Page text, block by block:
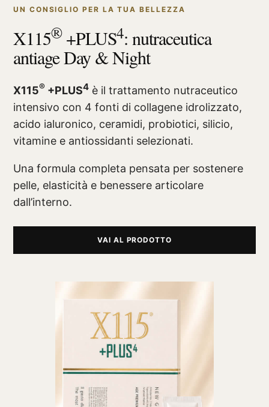
UN CONSIGLIO PER LA TUA BELLEZZA
X115®+PLUS4: nutraceutica
antiage Day & Night
X115® +PLUS4 è il trattamento nutraceutico
intensivo con 4 fonti di collagene idrolizzato,
acido ialuronico, ceramidi, probiotici, silicio,
vitamine e antiossidanti selezionati.
Una formula completa pensata per sostenere
pelle, elasticità e benessere articolare
dall’interno.
VAI AL PRODOTTO